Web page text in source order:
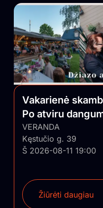
Vakarienė
Po atviru
VERANDA
Kęstučio g. 39
Š 2026-08-11 19:00
Žiūrėti daugiau